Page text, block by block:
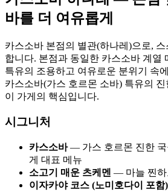
바를 더 여유롭게
카스소바 본점의 별관(하나레)으로, 스
합니다. 본점과 동일한 카스소바 계열
특유의 조용하고 여유로운 분위기 속
카스소바(가스 호르몬 소바) 특유의 진
이 가게의 핵심입니다.
시그니처
카스소바— 가스 호르몬 진한 국
게 대표 메뉴
소고기 매운 츠케멘 — 마늘 찐하
이자카야 코스 (노미호다이 포함)